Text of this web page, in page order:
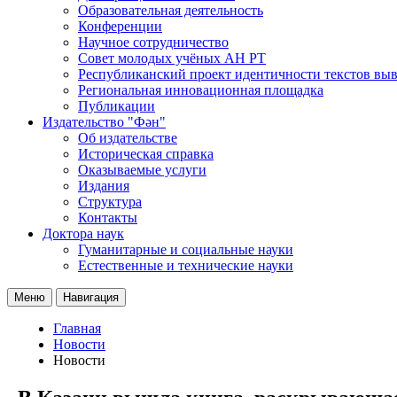
Образовательная деятельность
Конференции
Научное сотрудничество
Совет молодых учёных АН РТ
Республиканский проект идентичности текстов
Региональная инновационная площадка
Публикации
Издательство "Фән"
Об издательстве
Историческая справка
Оказываемые услуги
Издания
Структура
Контакты
Доктора наук
Гуманитарные и социальные науки
Естественные и технические науки
Меню Навигация
Главная
Новости
Новости